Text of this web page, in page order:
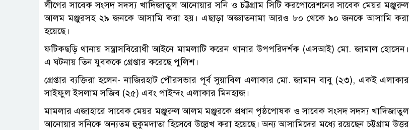
লীগের সাবেক সংসদ সদস্য খাদিজাতুল আনোয়ার সনি ও চট্টগ্রাম সিটি করপোরেশনের সাবেক মেয়র মঞ্জুরুল
আলম মঞ্জুরসহ ২৯ জনকে আসামি করা হয়। এছাড়া অজ্ঞাতনামা আরও ৮০ থেকে ৯০ জনকে আসামি করা
হয়েছে।
ফটিকছড়ি থানায় সন্ত্রাসবিরোধী আইনে মামলাটি করেন থানার উপপরিদর্শক (এসআই) মো. জামাল হোসেন।
এ ঘটনায় তিন যুবককে গ্রেপ্তার করেছে পুলিশ।
গ্রেপ্তার ব্যক্তিরা হলেন- নাজিরহাট পৌরসভার পূর্ব সুয়াবিল এলাকার মো. জামান বাবু (২৩), একই এলাকার
সাইফুল ইসলাম সজিব (২৫) এবং পাইন্দং এলাকার মিনহাজ।
মামলার এজাহারে সাবেক মেয়র মঞ্জুরুল আলম মঞ্জুরকে প্রধান পৃষ্ঠপোষক ও সাবেক সংসদ সদস্য খাদিজাতুল
আনোয়ার সনিকে অন্যতম হুকুমদাতা হিসেবে উল্লেখ করা হয়েছে। অন্য আসামিদের মধ্যে রয়েছেন চট্টগ্রাম উত্তর